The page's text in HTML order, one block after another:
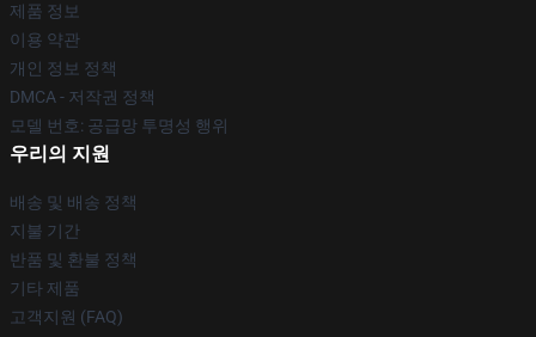
제품 정보
이용 약관
개인 정보 정책
DMCA - 저작권 정책
모델 번호: 공급망 투명성 행위
우리의 지원
배송 및 배송 정책
지불 기간
반품 및 환불 정책
기타 제품
고객지원 (FAQ)